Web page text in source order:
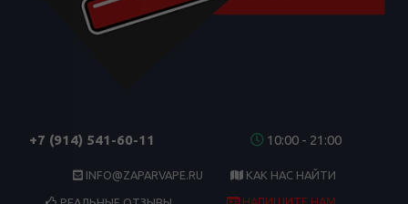
+7 (914) 541-60-11 10:00 - 21:00
INFO@ZAPARVAPE.RU КАК НАС НАЙТИ
НАПИШИТЕ НАМ